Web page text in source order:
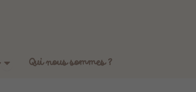
Ouvrir Les tissus by Doméo
Qui nous sommes ?